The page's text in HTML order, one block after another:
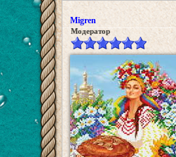
Migren
Модератор